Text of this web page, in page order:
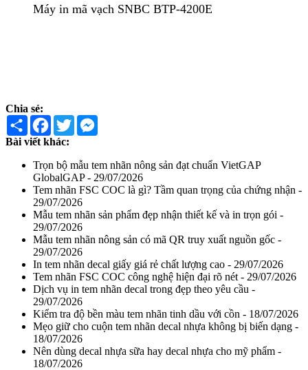
Máy in mã vạch SNBC BTP-4200E
Chia sẻ:
Share Facebook
Twitter
Bài viết khác:
Trọn bộ mẫu tem nhãn nông sản đạt chuẩn VietGAP
GlobalGAP - 29/07/2026
Tem nhãn FSC COC là gì? Tầm quan trọng của chứng nhận -
29/07/2026
Mẫu tem nhãn sản phẩm đẹp nhận thiết kế và in trọn gói -
29/07/2026
Mẫu tem nhãn nông sản có mã QR truy xuất nguồn gốc -
29/07/2026
In tem nhãn decal giấy giá rẻ chất lượng cao - 29/07/2026
Tem nhãn FSC COC công nghệ hiện đại rõ nét - 29/07/2026
Dịch vụ in tem nhãn decal trong đẹp theo yêu cầu -
29/07/2026
Kiểm tra độ bền màu tem nhãn tinh dầu với cồn - 18/07/2026
Mẹo giữ cho cuộn tem nhãn decal nhựa không bị biến dạng -
18/07/2026
Nên dùng decal nhựa sữa hay decal nhựa cho mỹ phẩm -
18/07/2026